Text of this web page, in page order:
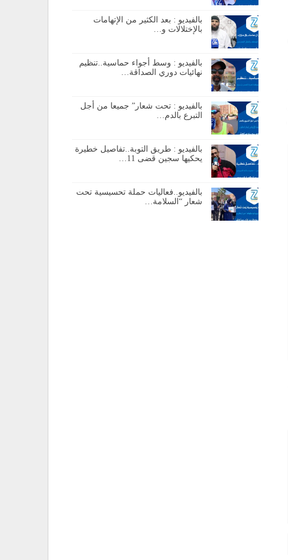
بالفيديو : بعد الكثير من الإتهامات
بالإختلالات و…
بالفيديو : وسط أجواء حماسية..تنظيم
نهائيات دوري الصداقة…
بالفيديو : تحت شعار” جميعا من أجل
التبرع بالدم…
بالفيديو : طريق التوبة..تفاصيل خطيرة
يحكيها سجين قضى 11…
بالفيديو..فعاليات حملة تحسيسية تحت
شعار “السلامة…